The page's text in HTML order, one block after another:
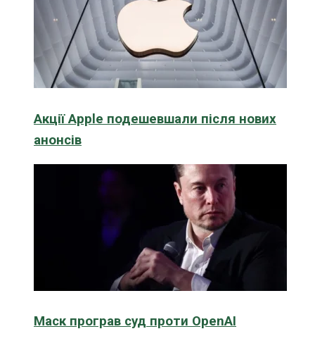
Акції Apple подешевшали після нових
анонсів
Маск програв суд проти OpenAI